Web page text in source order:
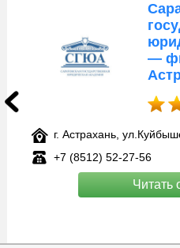
—
г. Астрахань,
+7 (8512) 52-27-56
Читать